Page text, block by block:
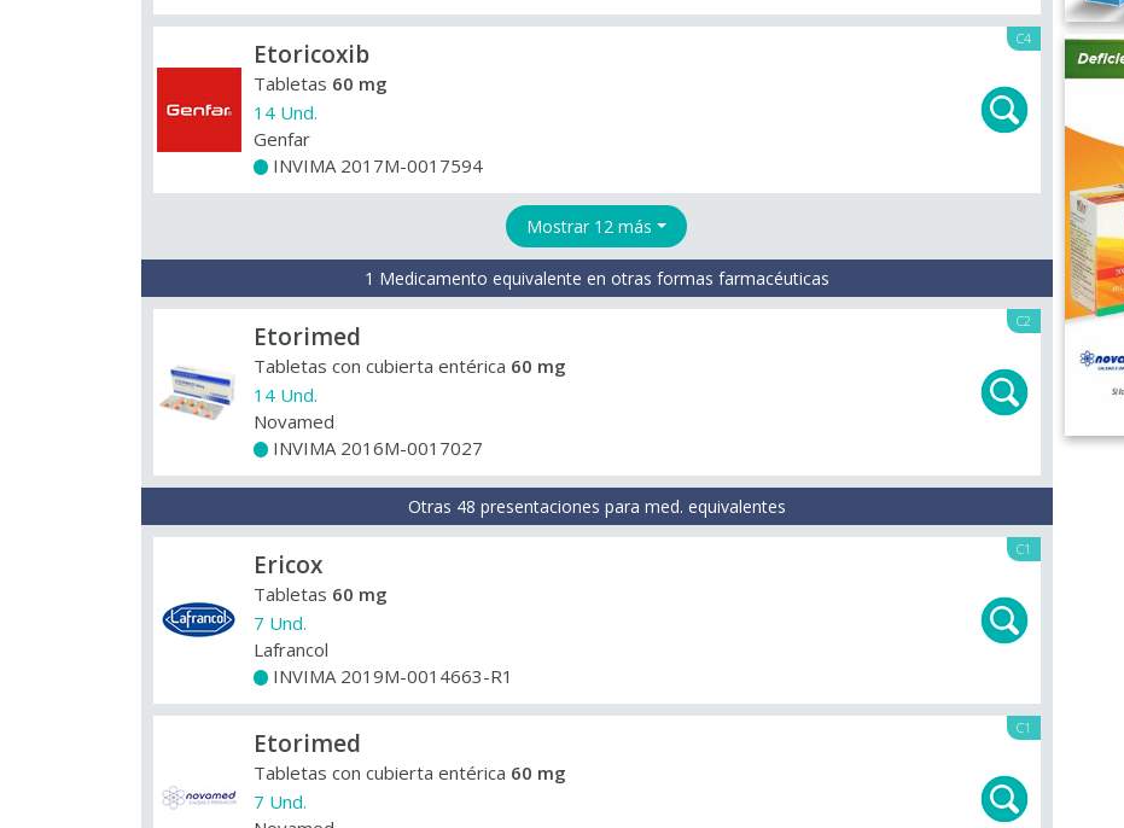
C4
Etoricoxib
Tabletas 60 mg
14 Und.
Genfar
INVIMA 2017M-0017594
Mostrar 12 más
1 Medicamento equivalente en otras formas farmacéuticas
C2
Etorimed
Tabletas con cubierta entérica 60 mg
14 Und.
Novamed
INVIMA 2016M-0017027
Otras 48 presentaciones para med. equivalentes
C1
Ericox
Tabletas 60 mg
7 Und.
Lafrancol
INVIMA 2019M-0014663-R1
C1
Etorimed
Tabletas con cubierta entérica 60 mg
7 Und.